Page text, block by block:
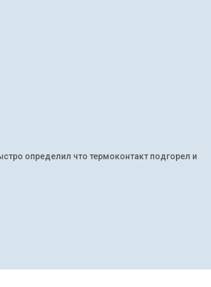
определил что термоконтакт подгорел и